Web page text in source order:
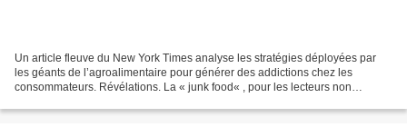
Un article fleuve du New York Times analyse les stratégies déployées par
les géants de l’agroalimentaire pour générer des addictions chez les
consommateurs. Révélations. La « junk food« , pour les lecteurs non